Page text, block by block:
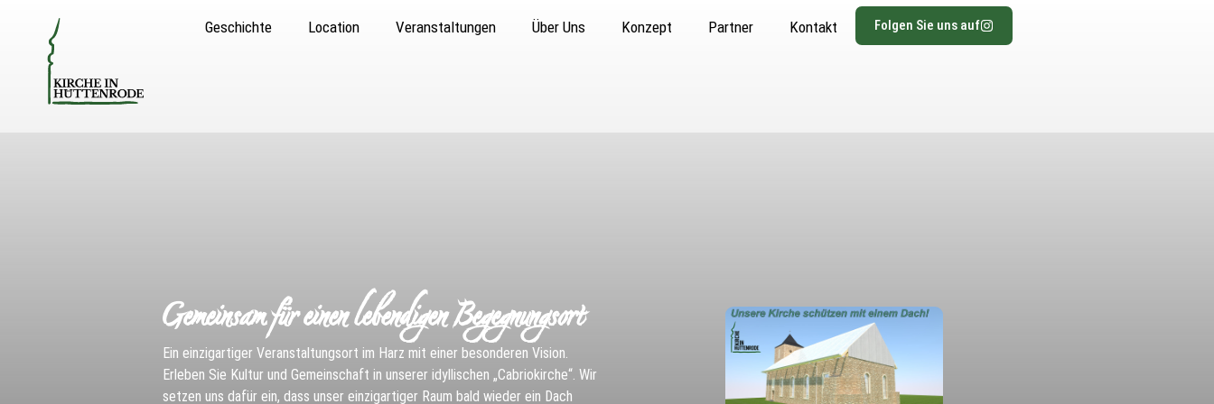
Geschichte Location Veranstaltungen Über Uns Konzept Partner Kontakt Folgen Sie uns auf
Gemeinsam für einen lebendigen Begegnungsort
Ein einzigartiger Veranstaltungsort im Harz mit einer besonderen Vision.
Erleben Sie Kultur und Gemeinschaft in unserer idyllischen „Cabriokirche“. Wir
setzen uns dafür ein, dass unser einzigartiger Raum bald wieder ein Dach